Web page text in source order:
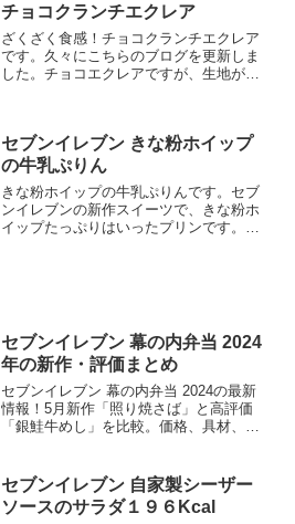
チョコクランチエクレア
ざくざく食感！チョコクランチエクレア
です。久々にこちらのブログを更新しま
した。チョコエクレアですが、生地がザ
です。カロリーは高めかな...
セブンイレブン きな粉ホイップ
の牛乳ぷりん
きな粉ホイップの牛乳ぷりんです。セブ
ンイレブンの新作スイーツで、きな粉ホ
イップたっぷりはいったプリンです。牛
セブンイレブン 幕の内弁当 2024
年の新作・評価まとめ
セブンイレブン 幕の内弁当 2024の最新
情報！5月新作「照り焼さば」と高評価
「銀鮭牛めし」を比較。価格、具材、口
当 2024の疑問に答えます。
セブンイレブン 自家製シーザー
ソースのサラダ１９６Kcal